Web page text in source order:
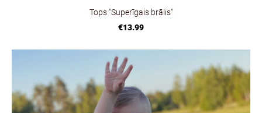
Tops "Superīgais brālis"
€13.99